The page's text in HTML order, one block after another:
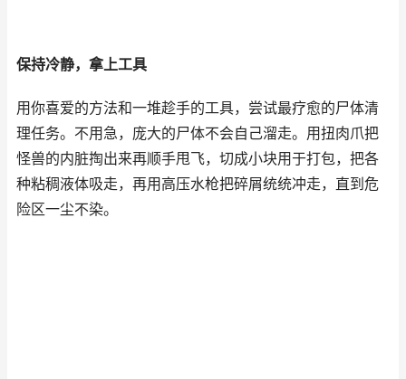
保持冷静，拿上工具
用你喜爱的方法和一堆趁手的工具，尝试最疗愈的尸体清
理任务。不用急，庞大的尸体不会自己溜走。用扭肉爪把
怪兽的内脏掏出来再顺手甩飞，切成小块用于打包，把各
种粘稠液体吸走，再用高压水枪把碎屑统统冲走，直到危
险区一尘不染。